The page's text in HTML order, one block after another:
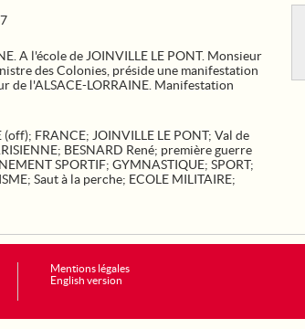
A l'école de JOINVILLE LE PONT. Monsieur
des Colonies, préside une manifestation
de l'ALSACE-LORRAINE. Manifestation
(off); FRANCE; JOINVILLE LE PONT; Val de
; BESNARD René; première guerre
SPORTIF; GYMNASTIQUE; SPORT;
; Saut à la perche; ECOLE MILITAIRE;
Mentions légales
English version